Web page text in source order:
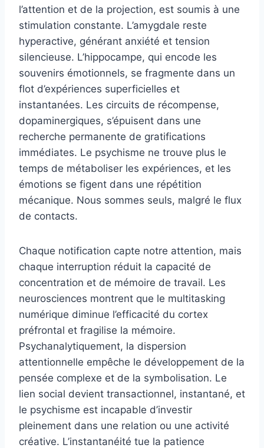
l’attention et de la projection, est soumis à une
stimulation constante. L’amygdale reste
hyperactive, générant anxiété et tension
silencieuse. L’hippocampe, qui encode les
souvenirs émotionnels, se fragmente dans un
flot d’expériences superficielles et
instantanées. Les circuits de récompense,
dopaminergiques, s’épuisent dans une
recherche permanente de gratifications
immédiates. Le psychisme ne trouve plus le
temps de métaboliser les expériences, et les
émotions se figent dans une répétition
mécanique. Nous sommes seuls, malgré le flux
de contacts.
Chaque notification capte notre attention, mais
chaque interruption réduit la capacité de
concentration et de mémoire de travail. Les
neurosciences montrent que le multitasking
numérique diminue l’efficacité du cortex
préfrontal et fragilise la mémoire.
Psychanalytiquement, la dispersion
attentionnelle empêche le développement de la
pensée complexe et de la symbolisation. Le
lien social devient transactionnel, instantané, et
le psychisme est incapable d’investir
pleinement dans une relation ou une activité
créative. L’instantanéité tue la patience